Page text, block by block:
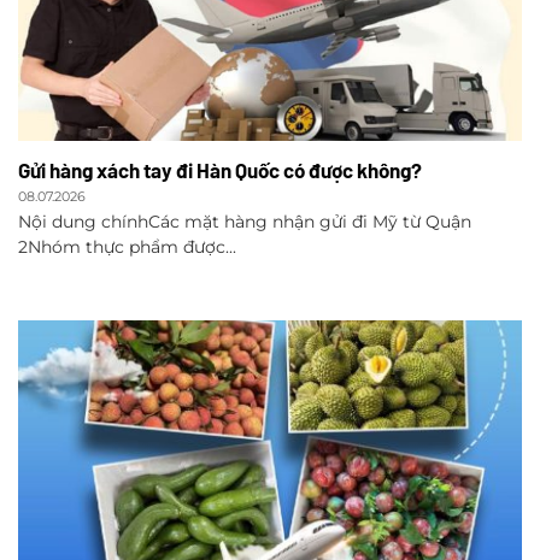
Gửi hàng xách tay đi Hàn Quốc có được không?
08.07.2026
Nội dung chínhCác mặt hàng nhận gửi đi Mỹ từ Quận
2Nhóm thực phẩm được...